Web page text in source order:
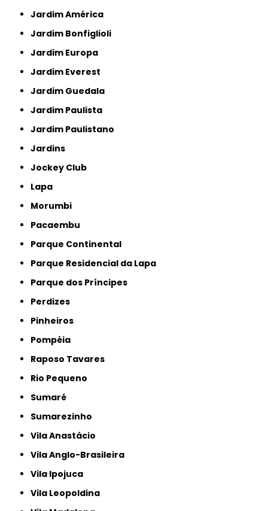
Jardim América
Jardim Bonfiglioli
Jardim Europa
Jardim Everest
Jardim Guedala
Jardim Paulista
Jardim Paulistano
Jardins
Jockey Club
Lapa
Morumbi
Pacaembu
Parque Continental
Parque Residencial da Lapa
Parque dos Príncipes
Perdizes
Pinheiros
Pompéia
Raposo Tavares
Rio Pequeno
Sumaré
Sumarezinho
Vila Anastácio
Vila Anglo-Brasileira
Vila Ipojuca
Vila Leopoldina